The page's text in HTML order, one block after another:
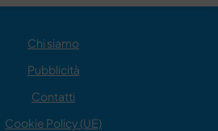
Chi siamo
Pubblicità
Contatti
Cookie Policy (UE)